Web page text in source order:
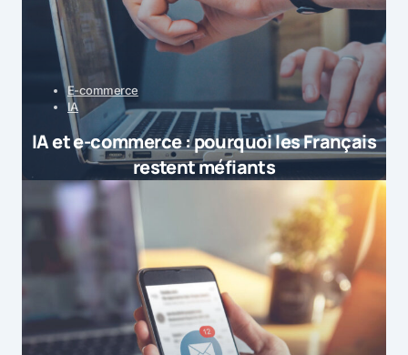
E-commerce
IA
IA et e-commerce : pourquoi les Français
restent méfiants